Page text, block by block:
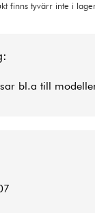
finns tyvärr inte i
bl.a till